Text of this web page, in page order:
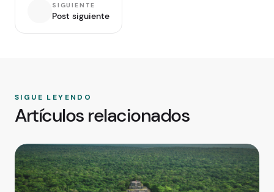
SIGUIENTE
Post siguiente
SIGUE LEYENDO
Artículos relacionados